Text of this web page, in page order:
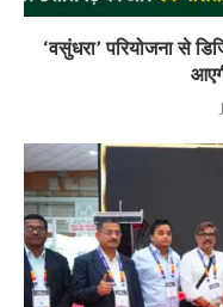
‘वसुंधरा’ परियोजना से